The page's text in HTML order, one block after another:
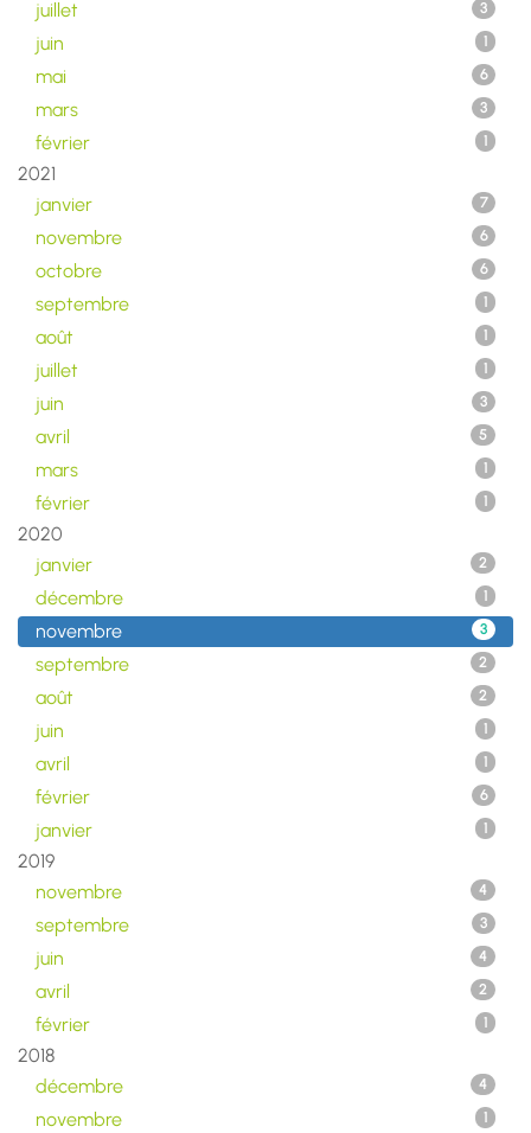
juillet 3
juin 1
mai 6
mars 3
février 1
2021
janvier
7
novembre 6
octobre 6
septembre 1
août 1
juillet 1
juin 3
avril 5
mars 1
février 1
2020
janvier
2
décembre 1
novembre 3
septembre 2
août 2
juin 1
avril 1
février 6
janvier 1
2019
novembre
4
septembre 3
juin 4
avril 2
février 1
2018
décembre
4
novembre 1